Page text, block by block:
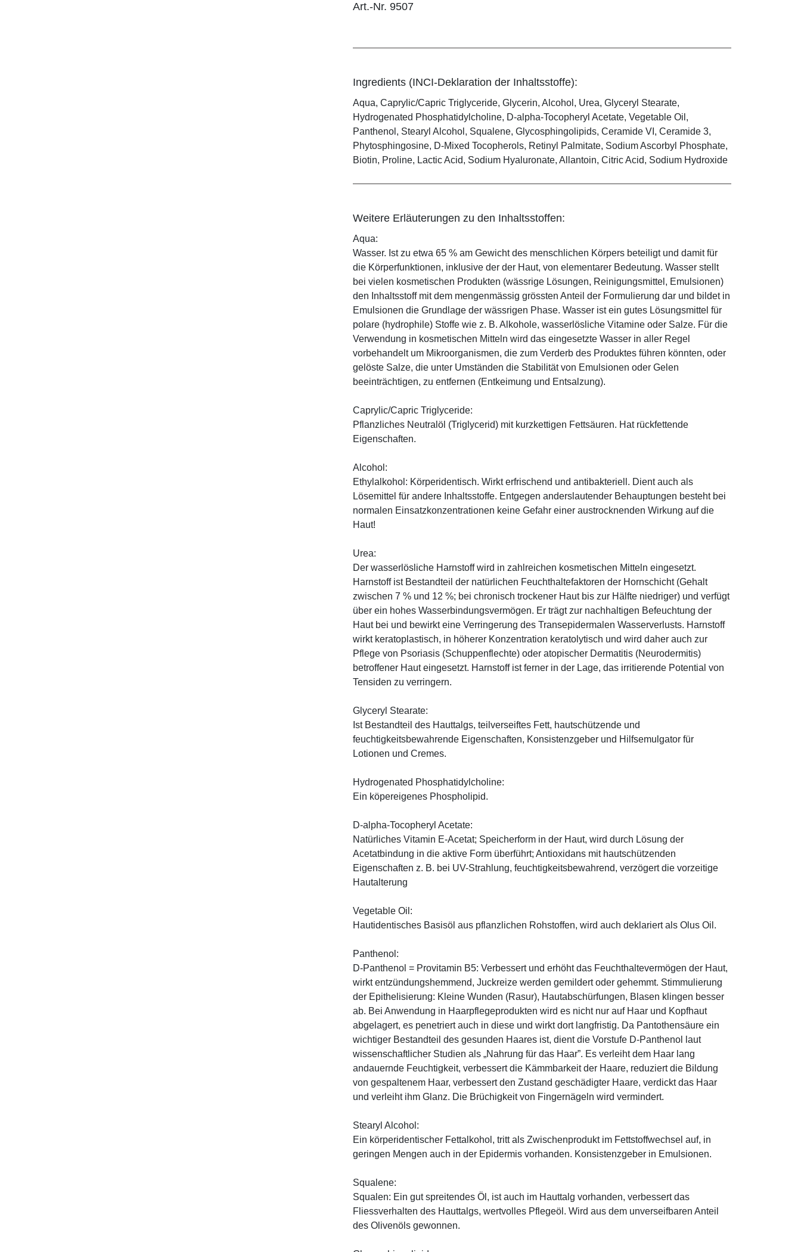
Art.-Nr. 9507
Ingredients (INCI-Deklaration der Inhaltsstoffe):
Aqua, Caprylic/Capric Triglyceride, Glycerin, Alcohol, Urea, Glyceryl Stearate,
Hydrogenated Phosphatidylcholine, D-alpha-Tocopheryl Acetate, Vegetable Oil,
Panthenol, Stearyl Alcohol, Squalene, Glycosphingolipids, Ceramide VI, Ceramide 3,
Phytosphingosine, D-Mixed Tocopherols, Retinyl Palmitate, Sodium Ascorbyl Phosphate,
Biotin, Proline, Lactic Acid, Sodium Hyaluronate, Allantoin, Citric Acid, Sodium Hydroxide
Weitere Erläuterungen zu den Inhaltsstoffen:
Aqua:
Wasser. Ist zu etwa 65 % am Gewicht des menschlichen Körpers beteiligt und damit für
die Körperfunktionen, inklusive der der Haut, von elementarer Bedeutung. Wasser stellt
bei vielen kosmetischen Produkten (wässrige Lösungen, Reinigungsmittel, Emulsionen)
den Inhaltsstoff mit dem mengenmässig grössten Anteil der Formulierung dar und bildet in
Emulsionen die Grundlage der wässrigen Phase. Wasser ist ein gutes Lösungsmittel für
polare (hydrophile) Stoffe wie z. B. Alkohole, wasserlösliche Vitamine oder Salze. Für die
Verwendung in kosmetischen Mitteln wird das eingesetzte Wasser in aller Regel
vorbehandelt um Mikroorganismen, die zum Verderb des Produktes führen könnten, oder
gelöste Salze, die unter Umständen die Stabilität von Emulsionen oder Gelen
beeinträchtigen, zu entfernen (Entkeimung und Entsalzung).
Caprylic/Capric Triglyceride:
Pflanzliches Neutralöl (Triglycerid) mit kurzkettigen Fettsäuren. Hat rückfettende
Eigenschaften.
Alcohol:
Ethylalkohol: Körperidentisch. Wirkt erfrischend und antibakteriell. Dient auch als
Lösemittel für andere Inhaltsstoffe. Entgegen anderslautender Behauptungen besteht bei
normalen Einsatzkonzentrationen keine Gefahr einer austrocknenden Wirkung auf die
Haut!
Urea:
Der wasserlösliche Harnstoff wird in zahlreichen kosmetischen Mitteln eingesetzt.
Harnstoff ist Bestandteil der natürlichen Feuchthaltefaktoren der Hornschicht (Gehalt
zwischen 7 % und 12 %; bei chronisch trockener Haut bis zur Hälfte niedriger) und verfügt
über ein hohes Wasserbindungsvermögen. Er trägt zur nachhaltigen Befeuchtung der
Haut bei und bewirkt eine Verringerung des Transepidermalen Wasserverlusts. Harnstoff
wirkt keratoplastisch, in höherer Konzentration keratolytisch und wird daher auch zur
Pflege von Psoriasis (Schuppenflechte) oder atopischer Dermatitis (Neurodermitis)
betroffener Haut eingesetzt. Harnstoff ist ferner in der Lage, das irritierende Potential von
Tensiden zu verringern.
Glyceryl Stearate:
Ist Bestandteil des Hauttalgs, teilverseiftes Fett, hautschützende und
feuchtigkeitsbewahrende Eigenschaften, Konsistenzgeber und Hilfsemulgator für
Lotionen und Cremes.
Hydrogenated Phosphatidylcholine:
Ein köpereigenes Phospholipid.
D-alpha-Tocopheryl Acetate:
Natürliches Vitamin E-Acetat; Speicherform in der Haut, wird durch Lösung der
Acetatbindung in die aktive Form überführt; Antioxidans mit hautschützenden
Eigenschaften z. B. bei UV-Strahlung, feuchtigkeitsbewahrend, verzögert die vorzeitige
Hautalterung
Vegetable Oil:
Hautidentisches Basisöl aus pflanzlichen Rohstoffen, wird auch deklariert als Olus Oil.
Panthenol:
D-Panthenol = Provitamin B5: Verbessert und erhöht das Feuchthaltevermögen der Haut,
wirkt entzündungshemmend, Juckreize werden gemildert oder gehemmt. Stimmulierung
der Epithelisierung: Kleine Wunden (Rasur), Hautabschürfungen, Blasen klingen besser
ab. Bei Anwendung in Haarpflegeprodukten wird es nicht nur auf Haar und Kopfhaut
abgelagert, es penetriert auch in diese und wirkt dort langfristig. Da Pantothensäure ein
wichtiger Bestandteil des gesunden Haares ist, dient die Vorstufe D-Panthenol laut
wissenschaftlicher Studien als „Nahrung für das Haar”. Es verleiht dem Haar lang
andauernde Feuchtigkeit, verbessert die Kämmbarkeit der Haare, reduziert die Bildung
von gespaltenem Haar, verbessert den Zustand geschädigter Haare, verdickt das Haar
und verleiht ihm Glanz. Die Brüchigkeit von Fingernägeln wird vermindert.
Stearyl Alcohol:
Ein körperidentischer Fettalkohol, tritt als Zwischenprodukt im Fettstoffwechsel auf, in
geringen Mengen auch in der Epidermis vorhanden. Konsistenzgeber in Emulsionen.
Squalene:
Squalen: Ein gut spreitendes Öl, ist auch im Hauttalg vorhanden, verbessert das
Fliessverhalten des Hauttalgs, wertvolles Pflegeöl. Wird aus dem unverseifbaren Anteil
des Olivenöls gewonnen.